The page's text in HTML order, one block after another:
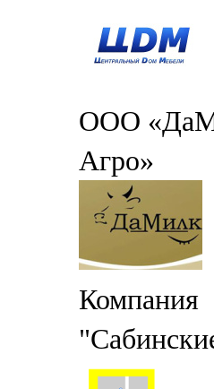
ООО
Агро»
Компания